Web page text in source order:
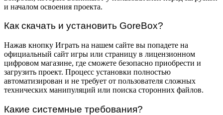
и началом освоения проекта.
Как скачать и установить GoreBox?
Нажав кнопку Играть на нашем сайте вы попадете на
официальный сайт игры или страницу в лицензионном
цифровом магазине, где сможете безопасно приобрести и
загрузить проект. Процесс установки полностью
автоматизирован и не требует от пользователя сложных
технических манипуляций или поиска сторонних файлов.
Какие системные требования?